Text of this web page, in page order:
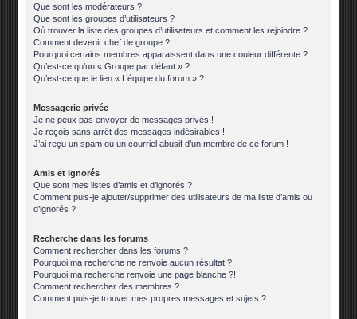
Que sont les modérateurs ?
Que sont les groupes d’utilisateurs ?
Où trouver la liste des groupes d’utilisateurs et comment les rejoindre ?
Comment devenir chef de groupe ?
Pourquoi certains membres apparaissent dans une couleur différente ?
Qu’est-ce qu’un « Groupe par défaut » ?
Qu’est-ce que le lien « L’équipe du forum » ?
Messagerie privée
Je ne peux pas envoyer de messages privés !
Je reçois sans arrêt des messages indésirables !
J’ai reçu un spam ou un courriel abusif d’un membre de ce forum !
Amis et ignorés
Que sont mes listes d’amis et d’ignorés ?
Comment puis-je ajouter/supprimer des utilisateurs de ma liste d’amis ou
d’ignorés ?
Recherche dans les forums
Comment rechercher dans les forums ?
Pourquoi ma recherche ne renvoie aucun résultat ?
Pourquoi ma recherche renvoie une page blanche ?!
Comment rechercher des membres ?
Comment puis-je trouver mes propres messages et sujets ?